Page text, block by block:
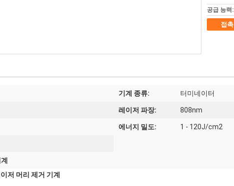
공급 능력:
접촉
기계 종류: 터미네이터
레이저 파장: 808nm
에너지 밀도: 1 - 120J/cm2
저 머리 제거 기계